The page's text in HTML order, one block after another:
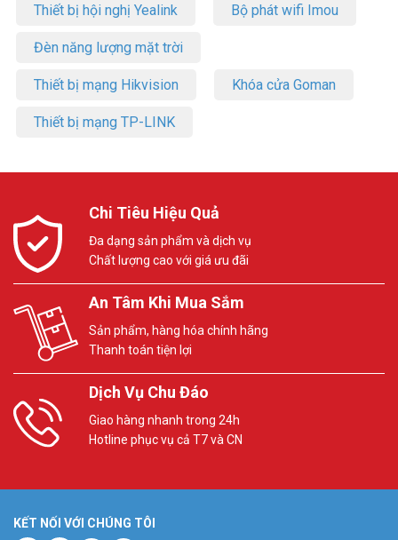
Thiết bị hội nghị Yealink Bộ phát wifi Imou
Đèn năng lượng mặt trời
Thiết bị mạng Hikvision Khóa cửa Goman
Thiết bị mạng TP-LINK
Chi Tiêu Hiệu Quả
Đa dạng sản phẩm và dịch vụ
Chất lượng cao với giá ưu đãi
An Tâm Khi Mua Sắm
Sản phẩm, hàng hóa chính hãng
Thanh toán tiện lợi
Dịch Vụ Chu Đáo
Giao hàng nhanh trong 24h
Hotline phục vụ cả T7 và CN
KẾT NỐI VỚI CHÚNG TÔI